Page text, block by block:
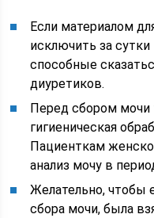
Если материалом
исключить за
способные
диуретиков.
Перед сбором мочи
гигиеническая
Пациенткам
анализ мочу в
Желательно, чтобы
сбора мочи, была